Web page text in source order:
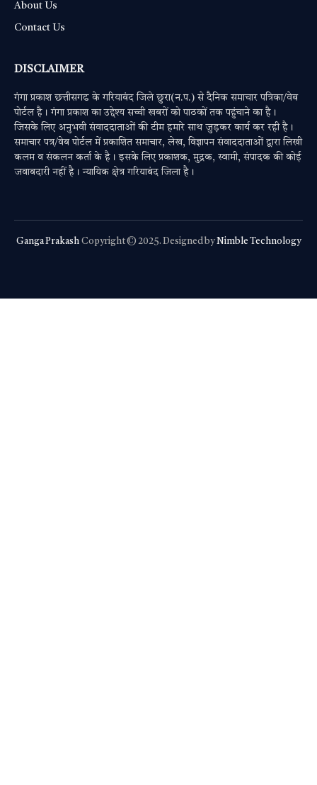
About Us
Contact Us
DISCLAIMER
गंगा प्रकाश छत्तीसगढ के गरियाबंद जिले छुरा(न.प.) से दैनिक समाचार पत्रिका/वेब
पोर्टल है। गंगा प्रकाश का उद्देश्य सच्ची खबरों को पाठकों तक पहुंचाने का है।
जिसके लिए अनुभवी संवाददाताओं की टीम हमारे साथ जुड़कर कार्य कर रही है।
समाचार पत्र/वेब पोर्टल में प्रकाशित समाचार, लेख, विज्ञापन संवाददाताओं द्वारा लिखी
कलम व संकलन कर्ता के है। इसके लिए प्रकाशक, मुद्रक, स्वामी, संपादक की कोई
जवाबदारी नहीं है। न्यायिक क्षेत्र गरियाबंद जिला है।
Ganga Prakash Copyright © 2025. Designed byNimble Technology